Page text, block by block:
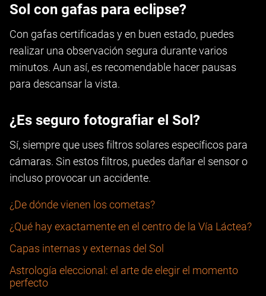
Sol con gafas para eclipse?
Con gafas certificadas y en buen estado, puedes
realizar una observación segura durante varios
minutos. Aun así, es recomendable hacer pausas
para descansar la vista.
¿Es seguro fotografiar el Sol?
Sí, siempre que uses filtros solares específicos para
cámaras. Sin estos filtros, puedes dañar el sensor o
incluso provocar un accidente.
¿De dónde vienen los cometas?
¿Qué hay exactamente en el centro de la Vía Láctea?
Capas internas y externas del Sol
Astrología eleccional: el arte de elegir el momento
perfecto